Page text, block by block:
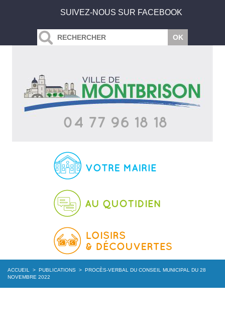
SUIVEZ-NOUS SUR FACEBOOK
ACCUEIL > PUBLICATIONS > PROCÈS-VERBAL DU CONSEIL MUNICIPAL DU 28
NOVEMBRE 2022